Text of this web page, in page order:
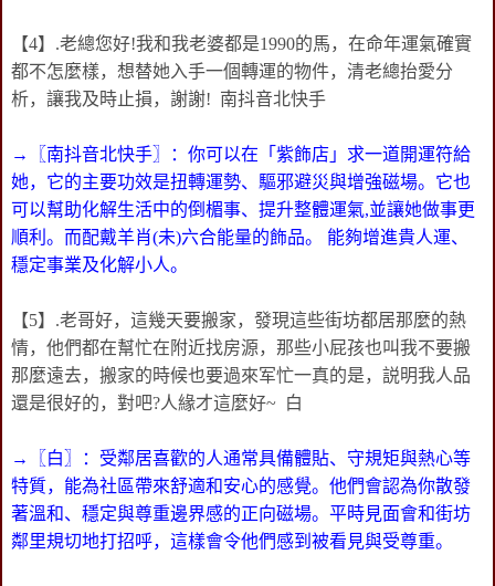
【4】.老總您好!我和我老婆都是1990的馬，在命年運氣確實
都不怎麼樣，想替她入手一個轉運的物件，清老總抬愛分
析，讓我及時止損，謝謝! 南抖音北快手
→〖南抖音北快手〗：你可以在「紫飾店」求一道開運符給
她，它的主要功效是扭轉運勢、驅邪避災與增強磁場。它也
可以幫助化解生活中的倒楣事、提升整體運氣,並讓她做事更
順利。而配戴羊肖(未)六合能量的飾品。 能夠增進貴人運、
穩定事業及化解小人。
【5】.老哥好，這幾天要搬家，發現這些街坊都居那麼的熱
情，他們都在幫忙在附近找房源，那些小屁孩也叫我不要搬
那麼遠去，搬家的時候也要過來军忙一真的是，説明我人品
還是很好的，對吧?人緣才這麼好~ 白
→〖白〗：受鄰居喜歡的人通常具備體貼、守規矩與熱心等
特質，能為社區帶來舒適和安心的感覺。他們會認為你散發
著溫和、穩定與尊重邊界感的正向磁場。平時見面會和街坊
鄰里規切地打招呼，這樣會令他們感到被看見與受尊重。